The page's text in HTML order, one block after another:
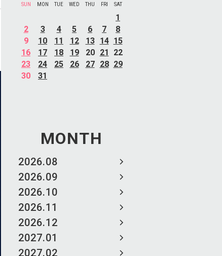
SUN MON TUE WED THU FRI SAT
1
2
3 4 5 6 7
8
9
10 11 12 13 14 15
16
17 18 19 20 21
22
23
24 25 26 27 28 29
30
31
MONTH
2026.08
2026.09
2026.10
2026.11
2026.12
2027.01
2027.02